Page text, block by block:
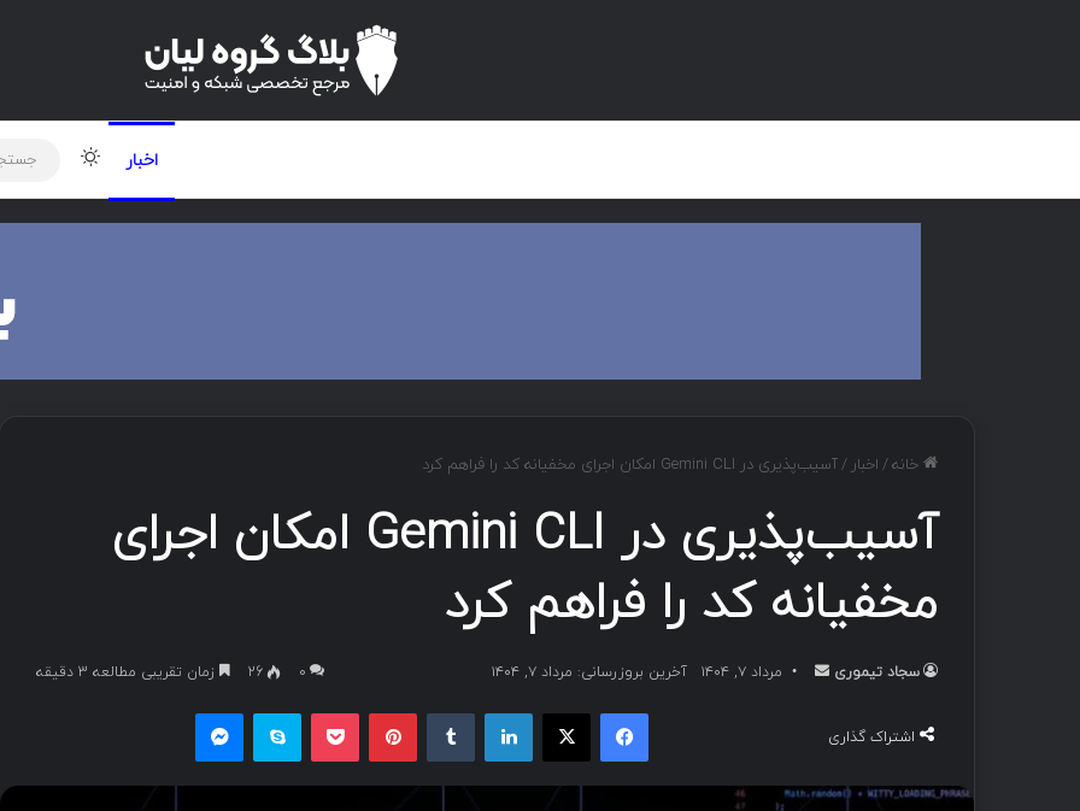
اخبار تغییر
خانه/ اخبار /آسیب‌پذیری در Gemini CLI امکان اجرای مخفیانه کد را فراهم کرد
آسیب‌پذیری در Gemini CLI امکان اجرای
مخفیانه کد را فراهم کرد
سجاد تیموری
ل
مرداد ۷, ۱۴۰۴ آخرین بروزرسانی: مرداد ۷, ۱۴۰۴ ۰ 26 زمان تقریبی مطالعه 3 دقیقه
اشتراک گذاری
فیسبوک ایکس لینکداین پینتریست پاکت اسکایپ